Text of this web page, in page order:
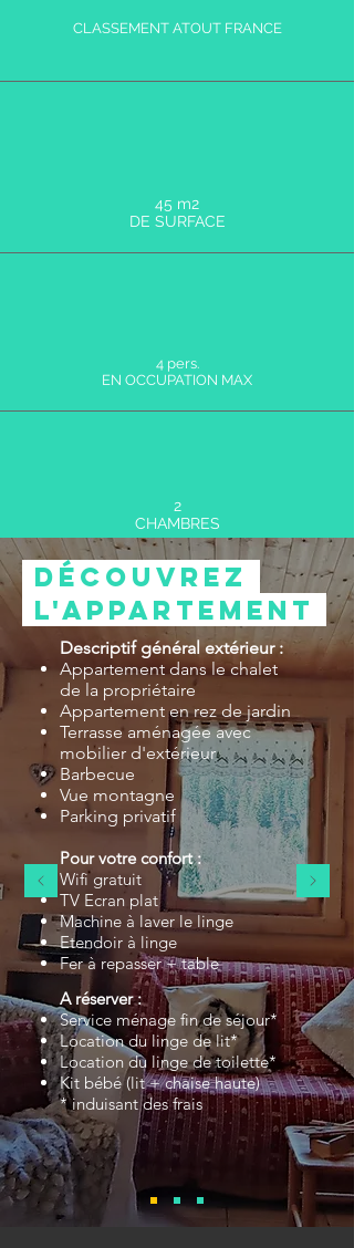
CLASSEMENT ATOUT FRANCE
45 m2
DE SURFACE
4 pers.
EN OCCUPATION MAX
2
CHAMBRES
1 SALLE D'EAU
1 WC
Découvrez
L'APPARTEMENT
Descriptif général extérieur :
Appartement dans le chalet
de la propriétaire
Appartement en rez de jardin
Terrasse aménagée avec
mobilier d'extérieur
Barbecue
Vue montagne
Parking privatif
Pour votre confort :
Wifi gratuit
TV Ecran plat
Machine à laver le linge
Etendoir à linge
Fer à repasser + table
A réserver :
Service ménage fin de séjour*
Location du linge de lit*
Location du linge de toilette*
Kit bébé (lit + chaise haute)
* induisant des frais​